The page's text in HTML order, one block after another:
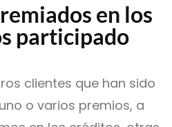
en los
participado
clientes que han sido
o varios premios, a